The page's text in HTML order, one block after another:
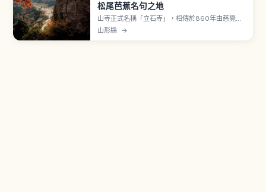
松尾芭蕉名句之地
山寺正式名稱「立石寺」，相傳於860年由慈覺大
師圓仁開山，是山形天台宗山岳寺院。沿1,015階石
山形縣 →